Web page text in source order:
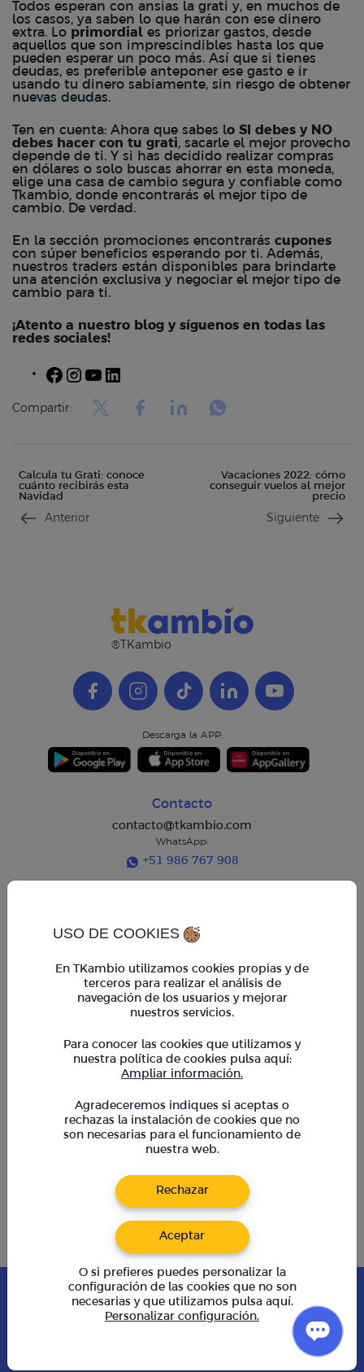
Todos esperan con ansias la grati y, en muchos de
los casos, ya saben lo que harán con ese dinero
extra. Lo primordial es priorizar gastos, desde
aquellos que son imprescindibles hasta los que
pueden esperar un poco más. Así que si tienes
deudas, es preferible anteponer ese gasto e ir
usando tu dinero sabiamente, sin riesgo de obtener
nuevas deudas.
Ten en cuenta: Ahora que sabes lo SI debes y NO
debes hacer con tu grati, sacarle el mejor provecho
depende de ti. Y si has decidido realizar compras
en dólares o solo buscas ahorrar en esta moneda,
elige una casa de cambio segura y confiable como
Tkambio, donde encontrarás el mejor tipo de
cambio. De verdad.
En la sección promociones encontrarás cupones
con súper beneficios esperando por ti. Además,
nuestros traders están disponibles para brindarte
una atención exclusiva y negociar el mejor tipo de
cambio para ti.
¡Atento a nuestro blog y síguenos en todas las
redes sociales!
Facebook
Instagram
YouTube
Compartir:
Calcula tu Grati: conoce
cuánto recibirás esta
Navidad
Anterior
Vacaciones 2022: cómo
conseguir vuelos al mejor
precio
Siguiente
USO DE COOKIES
En TKambio utilizamos cookies propias y de
terceros para realizar el análisis de
navegación de los usuarios y mejorar
nuestros servicios.
Para conocer las cookies que utilizamos y
nuestra política de cookies pulsa aquí:
Ampliar información.
Agradeceremos indiques si aceptas o
rechazas la instalación de cookies que no
son necesarias para el funcionamiento de
nuestra web.
Rechazar
Aceptar
O si prefieres puedes personalizar la
configuración de las cookies que no son
necesarias y que utilizamos pulsa aquí.
Personalizar configuración.
®TKambio
Descarga la APP:
Contacto
contacto@tkambio.com
WhatsApp:
+51 986 767 908
Horario regular:
Lun. a Vie. 9am - 6pm
Lun. a Vie. 6pm - 7pm
Sáb. 9am - 2pm
*En horario extendido, operaciones mayores a $ 5,000
requieren coordinación previa con un asesor
TKambio
Empresas
BeneficiosTK
Preguntas frecuentes
Calculadora de divisas
Libro de
reclamaciones
TK Business Online S.A.C - RUC: 20602202373
Av. La Molina 3365 Of. 110 Inscritos en la SBS según
Resolución N° 03054-2017